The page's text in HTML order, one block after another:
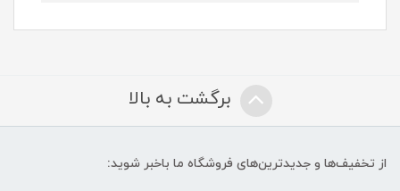
برگشت به بالا
از تخفیف‌ها و جدیدترین‌های فروشگاه ما باخبر شوید: